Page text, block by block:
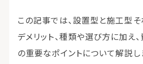
この記事では、設置型と施工型そ
デメリット、種類や選び方に加え
の重要なポイントについて解説し